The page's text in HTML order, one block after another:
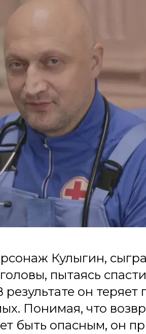
Кулыгин,
пытаясь
он
Понимая, что
быть опасным, он